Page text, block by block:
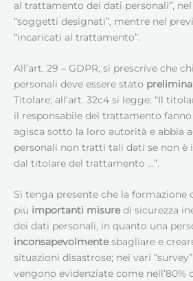
al trattamento dei dati personali”, nel
“soggetti designati”, mentre nel
“incaricati al trattamento”.
All’art. 29 – GDPR, si prescrive che
personali deve essere stato
Titolare; all’art. 32c4 si legge: “Il
il responsabile del trattamento
agisca sotto la loro autorità e abbia
personali non tratti tali dati se non è
dal titolare del trattamento …”.
Si tenga presente che la formazione
più importanti misuredi sicurezza
dei dati personali, in quanto una
inconsapevolmentesbagliare e
situazioni disastrose; nei vari
vengono evidenziate come nell’80%